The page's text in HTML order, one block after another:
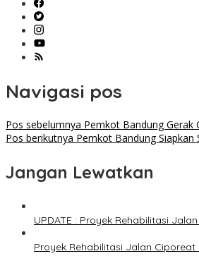
Navigasi pos
Pos sebelumnya Pemkot Bandung Gerak
Pos berikutnya Pemkot Bandung Siapkan
Jangan Lewatkan
UPDATE : Proyek Rehabilitasi
Proyek Rehabilitasi Jalan